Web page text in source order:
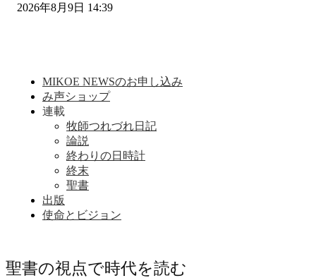
2026年8月9日 14:39
MIKOE NEWSのお申し込み
み声ショップ
連載
牧師つれづれ日記
論説
終わりの日時計
終末
聖書
出版
使命とビジョン
聖書の視点で時代を読む